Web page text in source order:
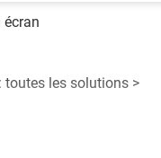
toutes les solutions >